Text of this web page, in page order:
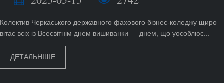
Колектив Черкаського державного фахового бізнес-коледжу щиро
вітає всіх із Всесвітнім днем вишиванки — днем, що уособлює...
ДЕТАЛЬНІШЕ